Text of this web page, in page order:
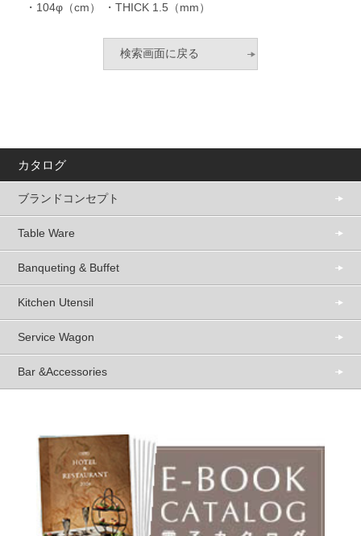
・104φ（cm） ・THICK 1.5（mm）
カタログ
ブランドコンセプト
Table Ware
Banqueting & Buffet
Kitchen Utensil
Service Wagon
Bar &Accessories